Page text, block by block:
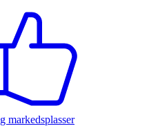
markedsplasser